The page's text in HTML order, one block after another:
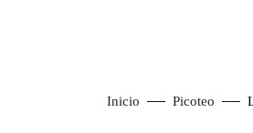
Inicio Picoteo